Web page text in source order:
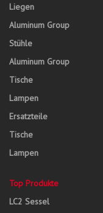
Liegen
Aluminum Group
Stühle
Aluminum Group
Tische
Lampen
Ersatzteile
Tische
Lampen
Top Produkte
LC2 Sessel